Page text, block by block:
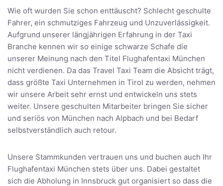
Wie oft wurden Sie schon enttäuscht? Schlecht geschulte
Fahrer, ein schmutziges Fahrzeug und Unzuverlässigkeit.
Aufgrund unserer längjährigen Erfahrung in der Taxi
Branche kennen wir so einige schwarze Schafe die
unserer Meinung nach den Titel Flughafentaxi München
nicht verdienen. Da das Travel Taxi Team die Absicht trägt,
dass größte Taxi Unternehmen in Tirol zu werden, nehmen
wir unsere Arbeit sehr ernst und entwickeln uns stets
weiter. Unsere geschulten Mitarbeiter bringen Sie sicher
und seriös von München nach Alpbach und bei Bedarf
selbstverständlich auch retour.
Unsere Stammkunden vertrauen uns und buchen auch Ihr
Flughafentaxi München stets über uns. Dabei gestaltet
sich die Abholung in Innsbruck gut organisiert so dass die